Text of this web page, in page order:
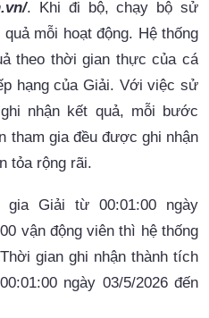
. Khi đi bộ, chạy bộ sử
mỗi hoạt động. Hệ thống
theo thời gian thực của cá
hạng của Giải. Với việc sử
nhận kết quả, mỗi bước
tham gia đều được ghi nhận
tỏa rộng rãi.
Giải từ 00:01:00 ngày
vận động viên thì hệ thống
gian ghi nhận thành tích
ngày 03/5/2026 đến